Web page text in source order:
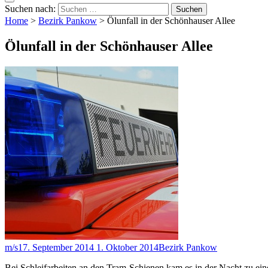
Suchen nach:
Home > Bezirk Pankow > Ölunfall in der Schönhauser Allee
Ölunfall in der Schönhauser Allee
m/s17. September 2014 1. Oktober 2014Bezirk Pankow